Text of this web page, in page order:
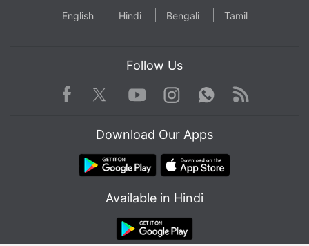
English Hindi Bengali Tamil
Follow Us
Facebook TwitterYoutube
Instagram WhatsApp
Rss
Download Our Apps
Available in Hindi